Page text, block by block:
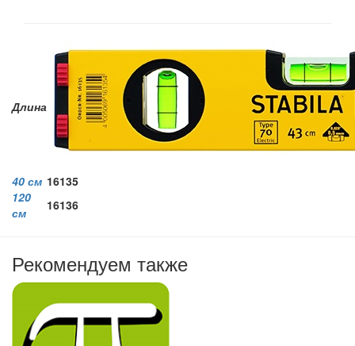
Длина
40 см 16135
120
см
16136
Рекомендуем также